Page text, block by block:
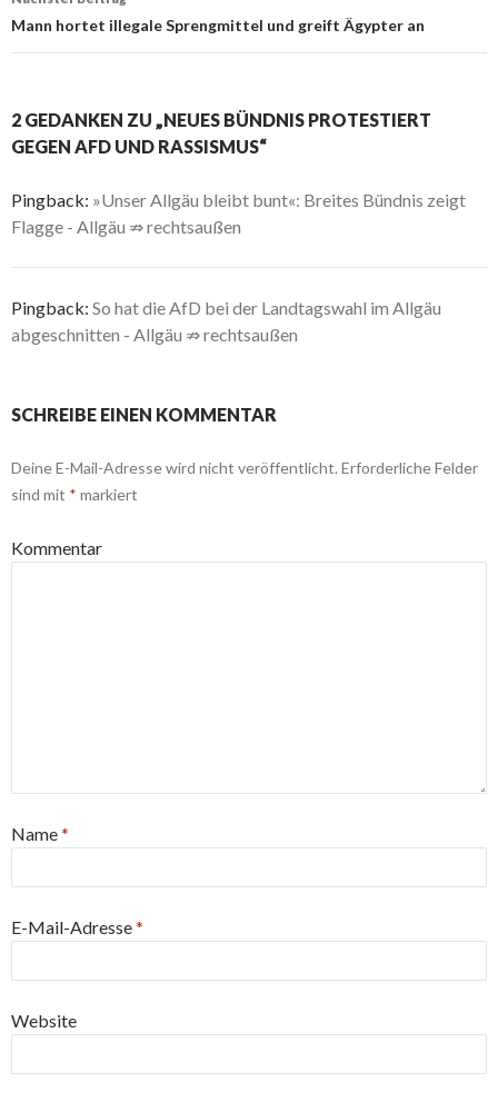
Mann hortet illegale Sprengmittel und greift Ägypter an
2 GEDANKEN ZU „NEUES BÜNDNIS PROTESTIERT
GEGEN AFD UND RASSISMUS“
Pingback: »Unser Allgäu bleibt bunt«: Breites Bündnis zeigt
Flagge - Allgäu ⇏ rechtsaußen
Pingback: So hat die AfD bei der Landtagswahl im Allgäu
abgeschnitten - Allgäu ⇏ rechtsaußen
SCHREIBE EINEN KOMMENTAR
Deine E-Mail-Adresse wird nicht veröffentlicht. Erforderliche Felder
sind mit * markiert
Kommentar
Name*
E-Mail-Adresse*
Website